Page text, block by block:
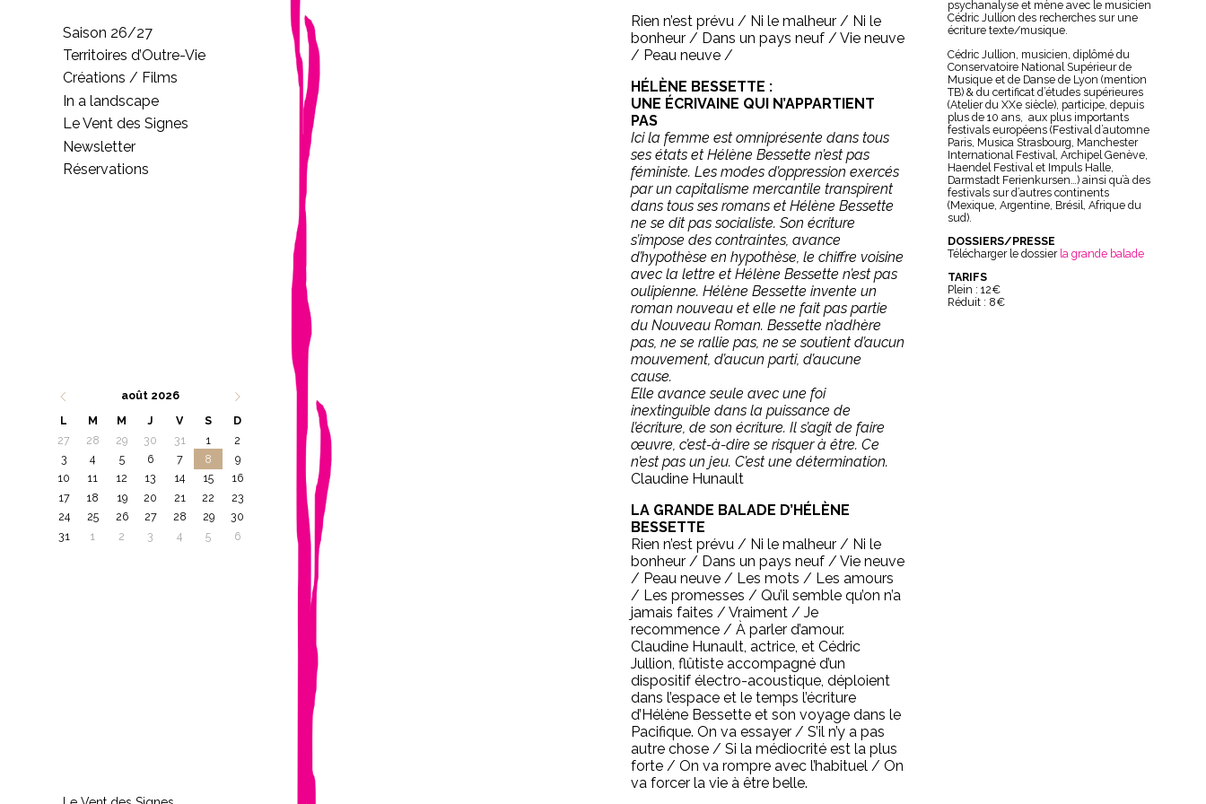
Saison 26/27
Territoires d’Outre-Vie
Créations / Films
In a landscape
Le Vent des Signes
Newsletter
Réservations
août 2026
L
M M J V S
D
27
28 29 30 31 1
2
3
4 5 6 7 8
9
10
11 12 13 14 15
16
17
18 19 20 21 22
23
24
25 26 27 28 29
30
31
1 2 3 4 5 6
Rien n’est prévu / Ni le malheur / Ni le
bonheur / Dans un pays neuf / Vie neuve
/ Peau neuve /
HÉLÈNE BESSETTE :
UNE ÉCRIVAINE QUI N’APPARTIENT
PAS
Ici la femme est omniprésente dans tous
ses états et Hélène Bessette n’est pas
féministe. Les modes d’oppression exercés
par un capitalisme mercantile transpirent
dans tous ses romans et Hélène Bessette
ne se dit pas socialiste. Son écriture
s’impose des contraintes, avance
d’hypothèse en hypothèse, le chiffre voisine
avec la lettre et Hélène Bessette n’est pas
oulipienne. Hélène Bessette invente un
roman nouveau et elle ne fait pas partie
du Nouveau Roman. Bessette n’adhère
pas, ne se rallie pas, ne se soutient d’aucun
mouvement, d’aucun parti, d’aucune
cause.
Elle avance seule avec une foi
inextinguible dans la puissance de
l’écriture, de son écriture. Il s’agit de faire
œuvre, c’est-à-dire se risquer à être. Ce
n’est pas un jeu. C’est une détermination.
Claudine Hunault
LA GRANDE BALADE D’HÉLÈNE
BESSETTE
Rien n’est prévu / Ni le malheur / Ni le
bonheur / Dans un pays neuf / Vie neuve
/ Peau neuve / Les mots / Les amours
/ Les promesses / Qu’il semble qu’on n’a
jamais faites / Vraiment / Je
recommence / À parler d’amour.
Claudine Hunault, actrice, et Cédric
Jullion, flûtiste accompagné d’un
dispositif électro-acoustique, déploient
dans l’espace et le temps l’écriture
d’Hélène Bessette et son voyage dans le
Pacifique. On va essayer / S’il n’y a pas
autre chose / Si la médiocrité est la plus
forte / On va rompre avec l’habituel / On
va forcer la vie à être belle.
psychanalyse et mène avec le musicien
Cédric Jullion des recherches sur une
écriture texte/musique.
Cédric Jullion, musicien, diplômé du
Conservatoire National Supérieur de
Musique et de Danse de Lyon (mention
TB) & du certificat d’études supérieures
(Atelier du XXe siècle), participe, depuis
plus de 10 ans, aux plus importants
festivals européens (Festival d’automne
Paris, Musica Strasbourg, Manchester
International Festival, Archipel Genève,
Haendel Festival et Impuls Halle,
Darmstadt Ferienkursen…) ainsi qu’à des
festivals sur d’autres continents
(Mexique, Argentine, Brésil, Afrique du
sud).
DOSSIERS/PRESSE
Télécharger le dossier la grande balade
TARIFS
Plein : 12€
Réduit : 8€